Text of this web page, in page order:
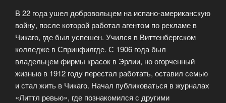
В 22 года ушел добровольцем на испано-американскую
войну, после которой работал агентом по рекламе в
Чикаго, где был успешен. Учился в Виттенбергском
колледже в Спринфилгде. С 1906 года был
владельцем фирмы красок в Эрлии, но огорченный
жизнью в 1912 году перестал работать, оставил семью
и стал жить в Чикаго. Начал публиковаться в журналах
«Литтл ревью», где познакомился с другими